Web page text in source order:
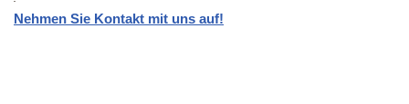
Nehmen Sie Kontakt mit uns auf!